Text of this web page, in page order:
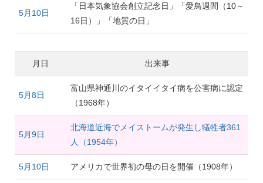
5月10日
「日本気象協会創立記念日」「愛鳥週間（10～
16日）」「地質の日」
月日 出来事
5月8日
富山県神通川のイタイイタイ病を公害病に認定
（1968年）
5月9日
北海道近海でメイストームが発生し犠牲者361
人（1954年）
5月10日 アメリカで世界初の母の日を開催（1908年）